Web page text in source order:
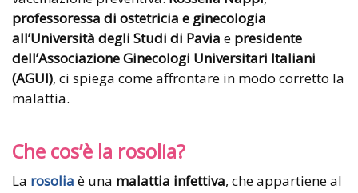
professoressa di ostetricia e ginecologia
all’Università degli Studi di Pavia e presidente
dell’Associazione Ginecologi Universitari Italiani
(AGUI), ci spiega come affrontare in modo corretto la
malattia.
Che cos’è la rosolia?
La rosolia è una malattia infettiva, che appartiene al